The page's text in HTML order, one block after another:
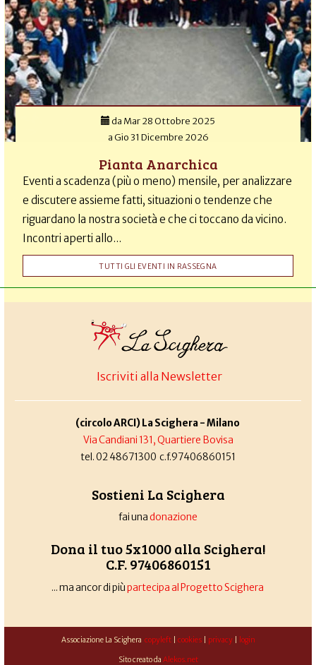
da Mar 28 Ottobre 2025
aGio 31 Dicembre 2026
Pianta Anarchica
Eventi a scadenza (più o meno) mensile, per analizzare
e discutere assieme fatti, situazioni o tendenze che
riguardano la nostra società e che ci toccano da vicino.
Incontri aperti allo...
TUTTI GLI EVENTI IN RASSEGNA
Iscriviti alla Newsletter
(circolo ARCI) La Scighera - Milano
Via Candiani 131, Quartiere Bovisa
tel. 02 48671300 c.f.97406860151
Sostieni La Scighera
fai unadonazione
Dona il tuo 5x1000 alla Scighera!
C.F. 97406860151
... ma ancor di piùpartecipa al Progetto Scighera
Associazione La Scighera copyleft| cookies| privacy| login
Sito creato da Alekos.net